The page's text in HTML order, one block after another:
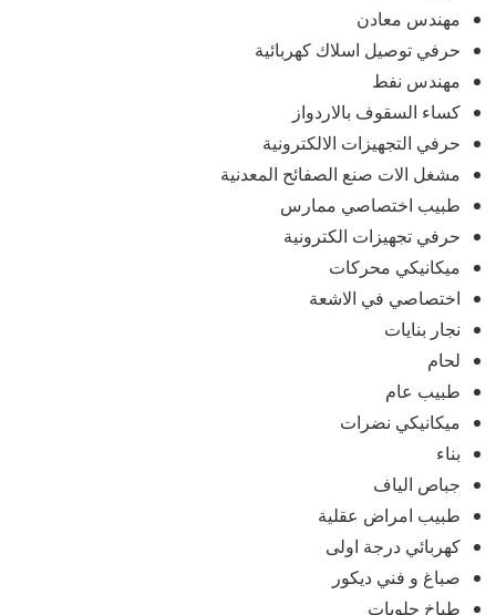
مهندس معادن
حرفي توصيل اسلاك كهربائية
مهندس نفط
كساء السقوف بالاردواز
حرفي التجهيزات الالكترونية
مشغل الات صنع الصفائح المعدنية
طبيب اختصاصي ممارس
حرفي تجهيزات الكترونية
ميكانيكي محركات
اختصاصي في الاشعة
نجار بنايات
لحام
طبيب عام
ميكانيكي نضرات
بناء
جباص الياف
طبيب امراض عقلية
كهربائي درجة اولى
صباغ و فني ديكور
طباخ حلويات